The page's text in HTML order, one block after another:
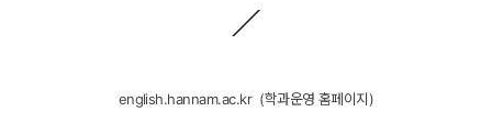
english.hannam.ac.kr (학과운영 홈페이지)